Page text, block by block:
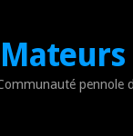
pennole